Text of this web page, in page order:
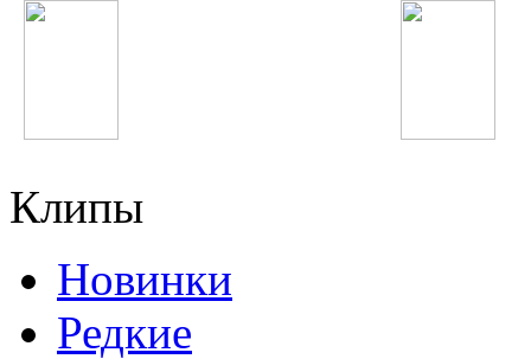
Клипы
Новинки
Редкие